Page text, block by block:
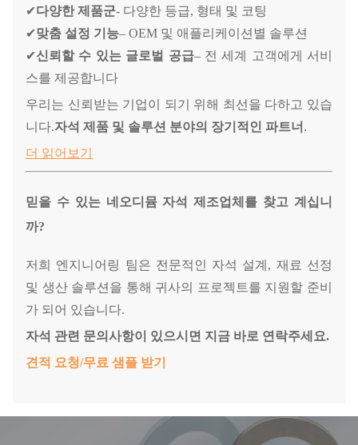
✔다양한 제품군- 다양한 등급, 형태 및 코팅
✔맞춤 설정 기능– OEM 및 애플리케이션별 솔루션
✔신뢰할 수 있는 글로벌 공급– 전 세계 고객에게 서비
스를 제공합니다
우리는 신뢰받는 기업이 되기 위해 최선을 다하고 있습
니다.자석 제품 및 솔루션 분야의 장기적인 파트너 .
더 읽어보기
믿을 수 있는 네오디뮴 자석 제조업체를 찾고 계십니
까?
저희 엔지니어링 팀은 전문적인 자석 설계, 재료 선정
및 생산 솔루션을 통해 귀사의 프로젝트를 지원할 준비
가 되어 있습니다.
자석 관련 문의사항이 있으시면 지금 바로 연락주세요.
견적 요청/무료 샘플 받기